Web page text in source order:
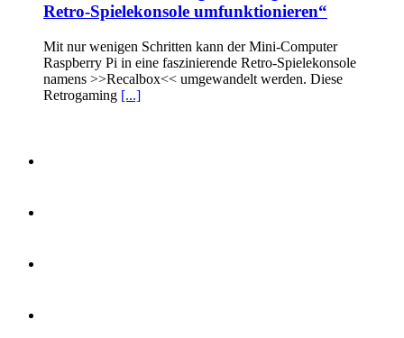
Retro-Spielekonsole umfunktionieren“
Mit nur wenigen Schritten kann der Mini-Computer
Raspberry Pi in eine faszinierende Retro-Spielekonsole
namens >>Recalbox<< umgewandelt werden. Diese
Retrogaming [...]